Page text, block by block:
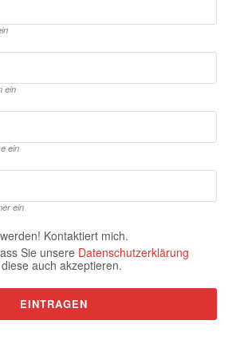
ein
ein
ein
Kontaktiert mich.
Sie unsere Datenschutzerklärung
auch akzeptieren.